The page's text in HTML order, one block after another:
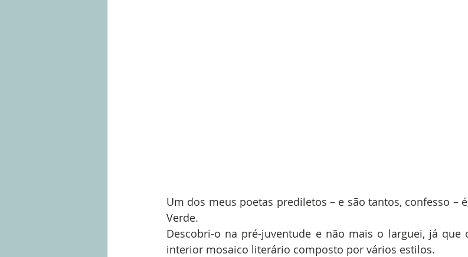
Um dos meus poetas prediletos – e são tantos, confesso –
Verde.
Descobri-o na pré-juventude e não mais o larguei, já que
interior mosaico literário composto por vários estilos.